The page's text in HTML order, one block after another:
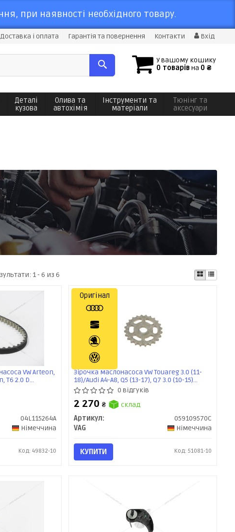
при наявності необхідного товару.
Доставка і оплата Гарантія та повернення Контакти Вхід
У вашому кошику
0 товарів на 0 ₴
Деталі
кузова
Олива та
автохімія
Інструменти та
матеріали
Тюнінг та
аксесуари
1 - 6 из 6
VW Arteon,
T6 2.0 D
VAG
04L115264A
Німеччина
Код: 49832-10
Зірочка маслонасоса VW Touareg 3.0 (11-
18)/Audi A4-A8, Q5 (13-17), Q7 3.0 (10-15)
(059109570C) VAG0 відгуків
2 270₴
склад
Артикул:
059109570C
VAG
Німеччина
КУПИТИ Код: 51081-10
Оригінал